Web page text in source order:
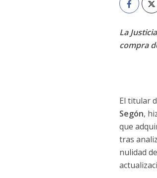
La
compra
El titular
Segón,
que
tras
nulidad